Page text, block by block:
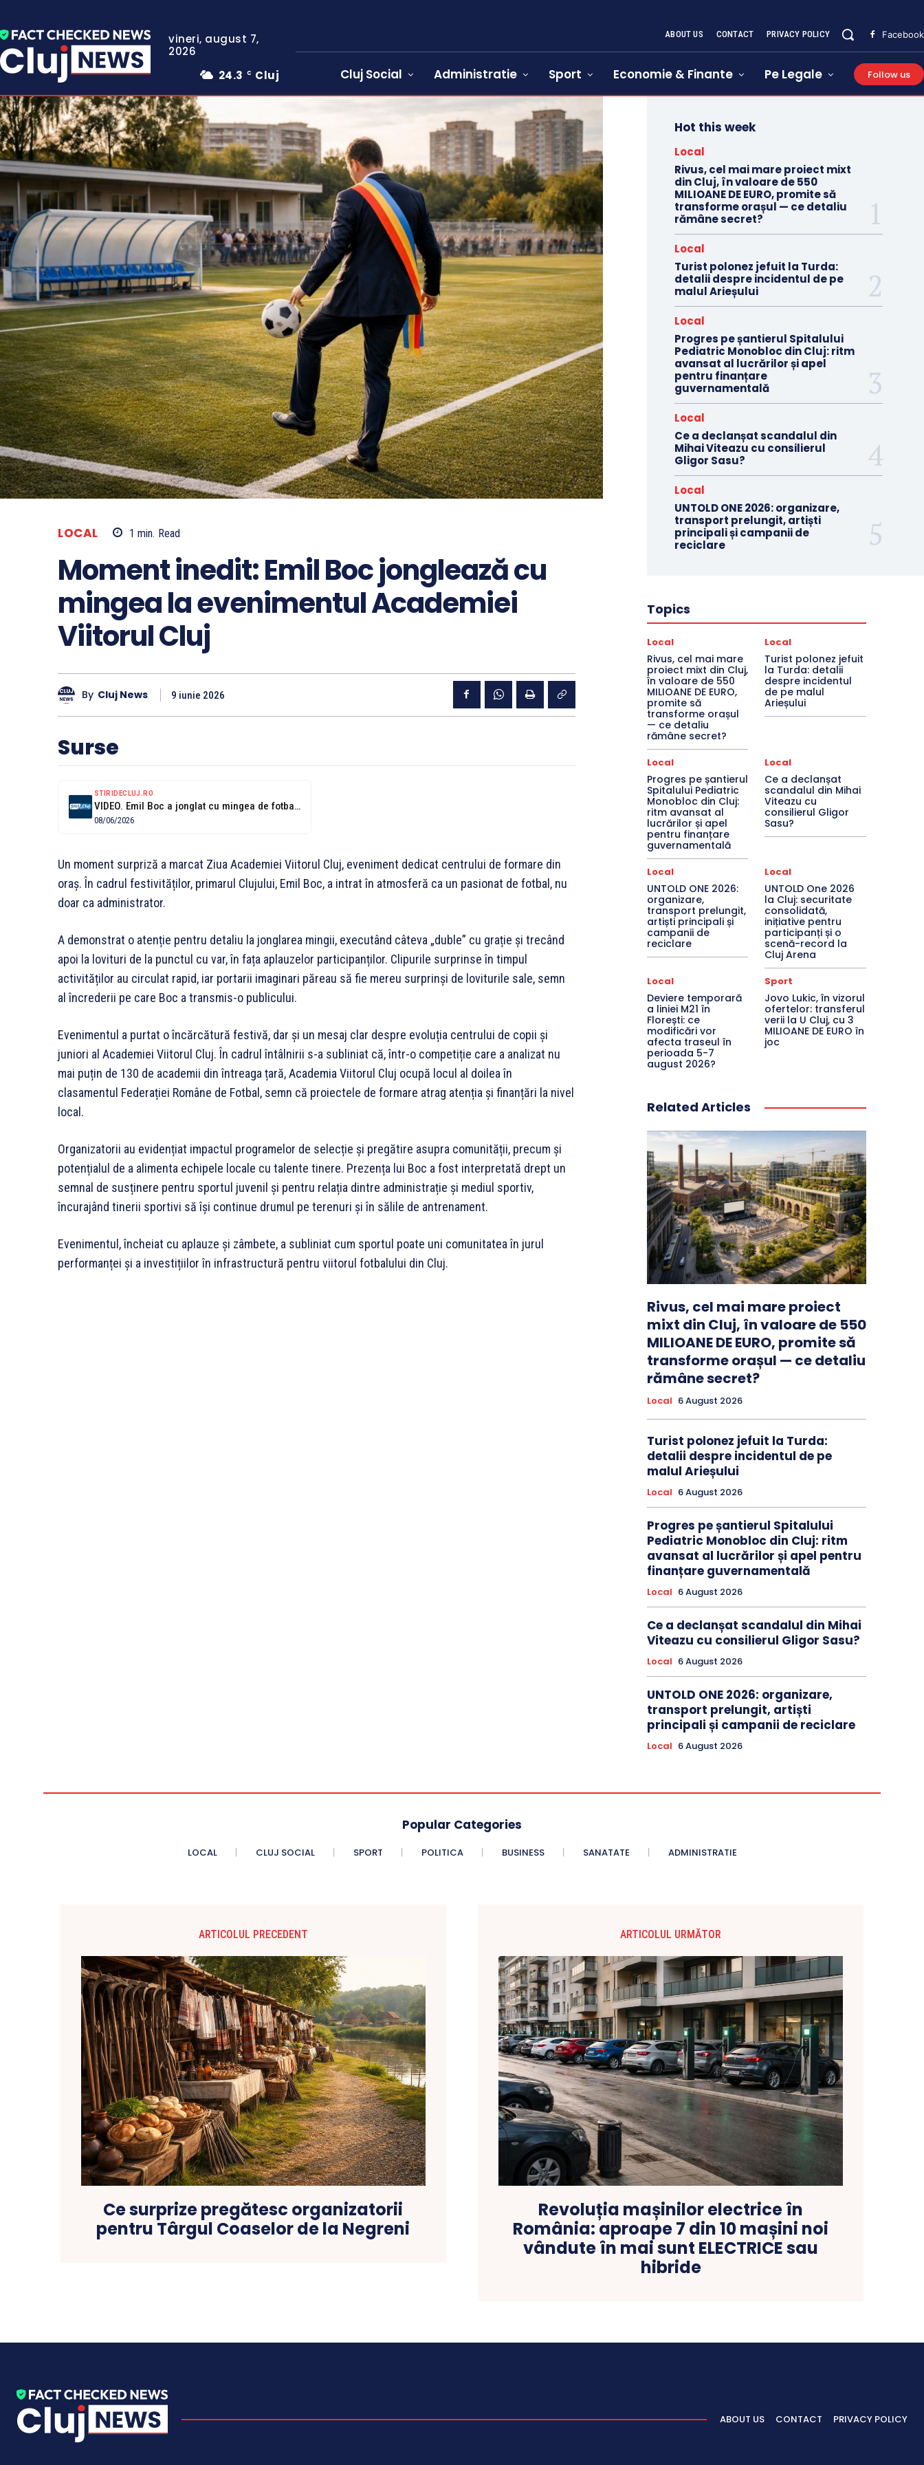
vineri, august 7,
2026
24.3
C Cluj
ABOUT US CONTACT PRIVACY POLICY Facebook
Cluj Social Administratie Sport Economie & Finante Pe Legale Follow us
LOCAL 1 min. Read
Moment inedit: Emil Boc jonglează cu
mingea la evenimentul Academiei
Viitorul Cluj
By Cluj News 9 iunie 2026
Surse
STIRIDECLUJ.RO
VIDEO. Emil Boc a jonglat cu mingea de fotbal ca Maradona. Cum...
08/06/2026
Un moment surpriză a marcat Ziua Academiei Viitorul Cluj, eveniment dedicat centrului de formare din
oraș. În cadrul festivităților, primarul Clujului, Emil Boc, a intrat în atmosferă ca un pasionat de fotbal, nu
doar ca administrator.
A demonstrat o atenție pentru detaliu la jonglarea mingii, executând câteva „duble” cu grație și trecând
apoi la lovituri de la punctul cu var, în fața aplauzelor participanților. Clipurile surprinse în timpul
activităților au circulat rapid, iar portarii imaginari păreau să fie mereu surprinși de loviturile sale, semn
al încrederii pe care Boc a transmis-o publicului.
Evenimentul a purtat o încărcătură festivă, dar și un mesaj clar despre evoluția centrului de copii și
juniori al Academiei Viitorul Cluj. În cadrul întâlnirii s-a subliniat că, într-o competiție care a analizat nu
mai puțin de 130 de academii din întreaga țară, Academia Viitorul Cluj ocupă locul al doilea în
clasamentul Federației Române de Fotbal, semn că proiectele de formare atrag atenția și finanțări la nivel
local.
Organizatorii au evidențiat impactul programelor de selecție și pregătire asupra comunității, precum și
potențialul de a alimenta echipele locale cu talente tinere. Prezența lui Boc a fost interpretată drept un
semnal de susținere pentru sportul juvenil și pentru relația dintre administrație și mediul sportiv,
încurajând tinerii sportivi să își continue drumul pe terenuri și în sălile de antrenament.
Evenimentul, încheiat cu aplauze și zâmbete, a subliniat cum sportul poate uni comunitatea în jurul
performanței și a investițiilor în infrastructură pentru viitorul fotbalului din Cluj.
Hot this week
Local
Rivus, cel mai mare proiect mixt
din Cluj, în valoare de 550
MILIOANE DE EURO, promite să
transforme orașul — ce detaliu
rămâne secret?
Local
Turist polonez jefuit la Turda:
detalii despre incidentul de pe
malul Arieșului
Local
Progres pe șantierul Spitalului
Pediatric Monobloc din Cluj: ritm
avansat al lucrărilor și apel
pentru finanțare
guvernamentală
Local
Ce a declanșat scandalul din
Mihai Viteazu cu consilierul
Gligor Sasu?
Local
UNTOLD ONE 2026: organizare,
transport prelungit, artiști
principali și campanii de
reciclare
Topics
Local
Rivus, cel mai mare
proiect mixt din Cluj,
în valoare de 550
MILIOANE DE EURO,
promite să
transforme orașul
— ce detaliu
rămâne secret?
Local
Turist polonez jefuit
la Turda: detalii
despre incidentul
de pe malul
Arieșului
Local
Progres pe șantierul
Spitalului Pediatric
Monobloc din Cluj:
ritm avansat al
lucrărilor și apel
pentru finanțare
guvernamentală
Local
Ce a declanșat
scandalul din Mihai
Viteazu cu
consilierul Gligor
Sasu?
Local
UNTOLD ONE 2026:
organizare,
transport prelungit,
artiști principali și
campanii de
reciclare
Local
UNTOLD One 2026
la Cluj: securitate
consolidată,
inițiative pentru
participanți și o
scenă-record la
Cluj Arena
Local
Deviere temporară
a liniei M21 în
Florești: ce
modificări vor
afecta traseul în
perioada 5-7
august 2026?
Sport
Jovo Lukic, în vizorul
ofertelor: transferul
verii la U Cluj, cu 3
MILIOANE DE EURO în
joc
Related Articles
Rivus, cel mai mare proiect
mixt din Cluj, în valoare de 550
MILIOANE DE EURO, promite să
transforme orașul — ce detaliu
rămâne secret?
Local 6 August 2026
Turist polonez jefuit la Turda:
detalii despre incidentul de pe
malul Arieșului
Local 6 August 2026
Progres pe șantierul Spitalului
Pediatric Monobloc din Cluj: ritm
avansat al lucrărilor și apel pentru
finanțare guvernamentală
Local 6 August 2026
Ce a declanșat scandalul din Mihai
Viteazu cu consilierul Gligor Sasu?
Local 6 August 2026
UNTOLD ONE 2026: organizare,
transport prelungit, artiști
principali și campanii de reciclare
Local 6 August 2026
Popular Categories
LOCAL CLUJ SOCIAL SPORT POLITICA BUSINESS SANATATE ADMINISTRATIE
ARTICOLUL PRECEDENT
Ce surprize pregătesc organizatorii
pentru Târgul Coaselor de la Negreni
ARTICOLUL URMĂTOR
Revoluția mașinilor electrice în
România: aproape 7 din 10 mașini noi
vândute în mai sunt ELECTRICE sau
hibride
ABOUT US CONTACT PRIVACY POLICY